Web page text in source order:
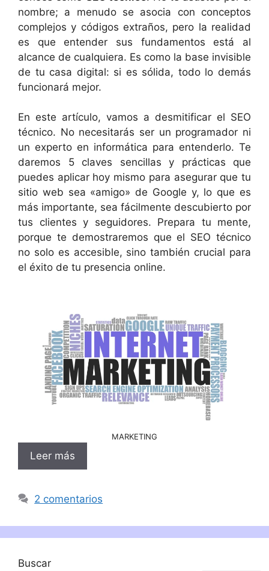
nombre; a menudo se asocia con conceptos
complejos y códigos extraños, pero la realidad
es que entender sus fundamentos está al
alcance de cualquiera. Es como la base invisible
de tu casa digital: si es sólida, todo lo demás
funcionará mejor.
En este artículo, vamos a desmitificar el SEO
técnico. No necesitarás ser un programador ni
un experto en informática para entenderlo. Te
daremos 5 claves sencillas y prácticas que
puedes aplicar hoy mismo para asegurar que tu
sitio web sea «amigo» de Google y, lo que es
más importante, sea fácilmente descubierto por
tus clientes y seguidores. Prepara tu mente,
porque te demostraremos que el SEO técnico
no solo es accesible, sino también crucial para
el éxito de tu presencia online.
MARKETING
Leer más
2 comentarios
Buscar